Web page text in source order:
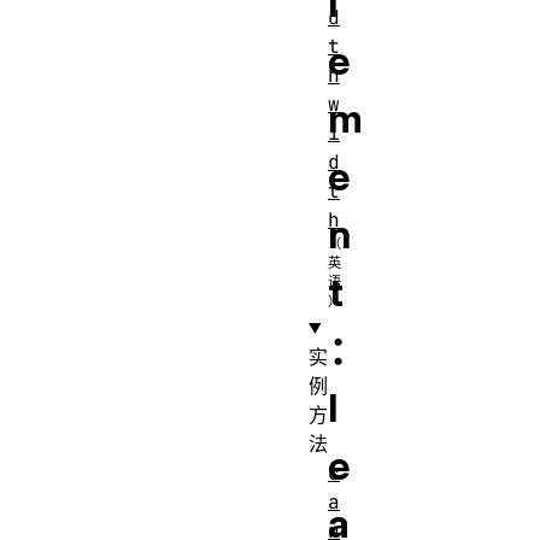
e
m
e
n
t
：
l
e
a
d
t
h
w
i
d
t
h
实
例
方
法
c
a
n